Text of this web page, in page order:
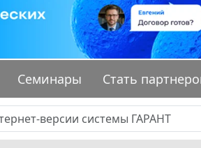
Семинары Стать